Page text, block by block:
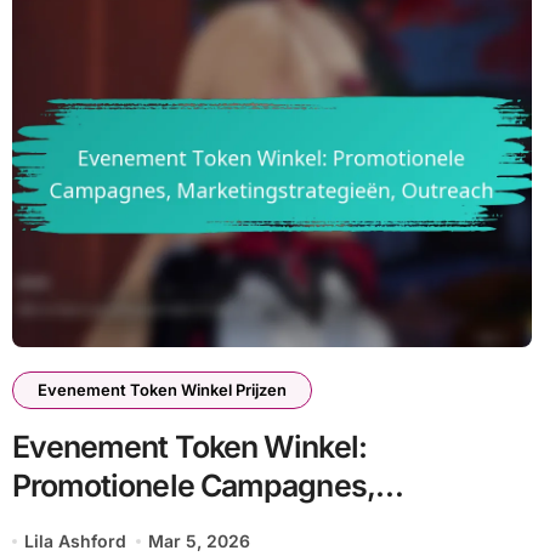
Evenement Token Winkel Prijzen
Evenement Token Winkel:
Promotionele Campagnes,
Marketingstrategieën, Outreach
Lila Ashford Mar 5, 2026